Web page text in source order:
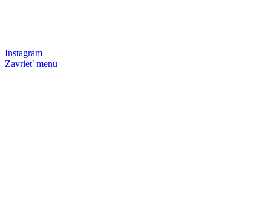
Instagram
Zavrieť menu